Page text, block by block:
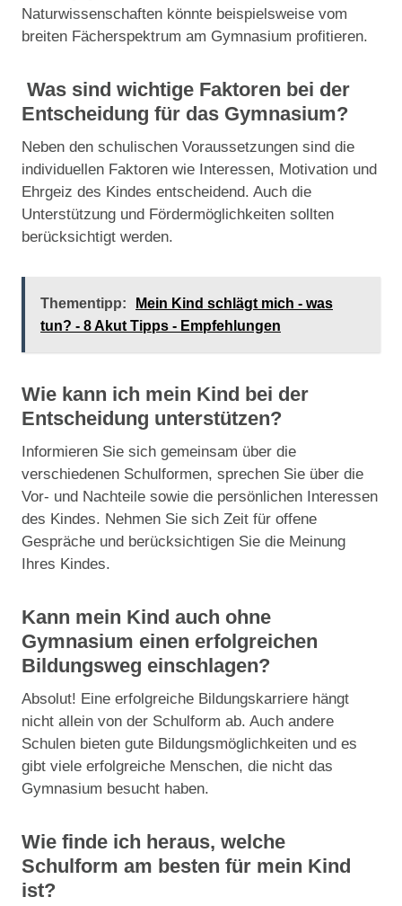
Naturwissenschaften könnte beispielsweise vom
breiten Fächerspektrum am Gymnasium profitieren.
Was sind wichtige Faktoren bei der
Entscheidung für das Gymnasium?
Neben den schulischen Voraussetzungen sind die
individuellen Faktoren wie Interessen, Motivation und
Ehrgeiz des Kindes entscheidend. Auch die
Unterstützung und Fördermöglichkeiten sollten
berücksichtigt werden.
Thementipp:
Mein Kind schlägt mich - was
tun? - 8 Akut Tipps - Empfehlungen
Wie kann ich mein Kind bei der
Entscheidung unterstützen?
Informieren Sie sich gemeinsam über die
verschiedenen Schulformen, sprechen Sie über die
Vor- und Nachteile sowie die persönlichen Interessen
des Kindes. Nehmen Sie sich Zeit für offene
Gespräche und berücksichtigen Sie die Meinung
Ihres Kindes.
Kann mein Kind auch ohne
Gymnasium einen erfolgreichen
Bildungsweg einschlagen?
Absolut! Eine erfolgreiche Bildungskarriere hängt
nicht allein von der Schulform ab. Auch andere
Schulen bieten gute Bildungsmöglichkeiten und es
gibt viele erfolgreiche Menschen, die nicht das
Gymnasium besucht haben.
Wie finde ich heraus, welche
Schulform am besten für mein Kind
ist?